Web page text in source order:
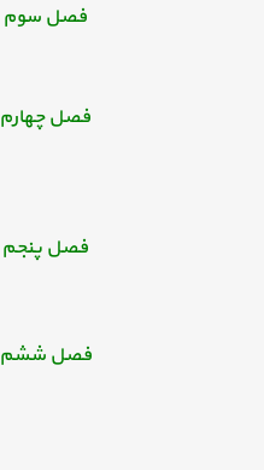
فصل سوم
فصل چهارم
فصل پنجم
فصل ششم